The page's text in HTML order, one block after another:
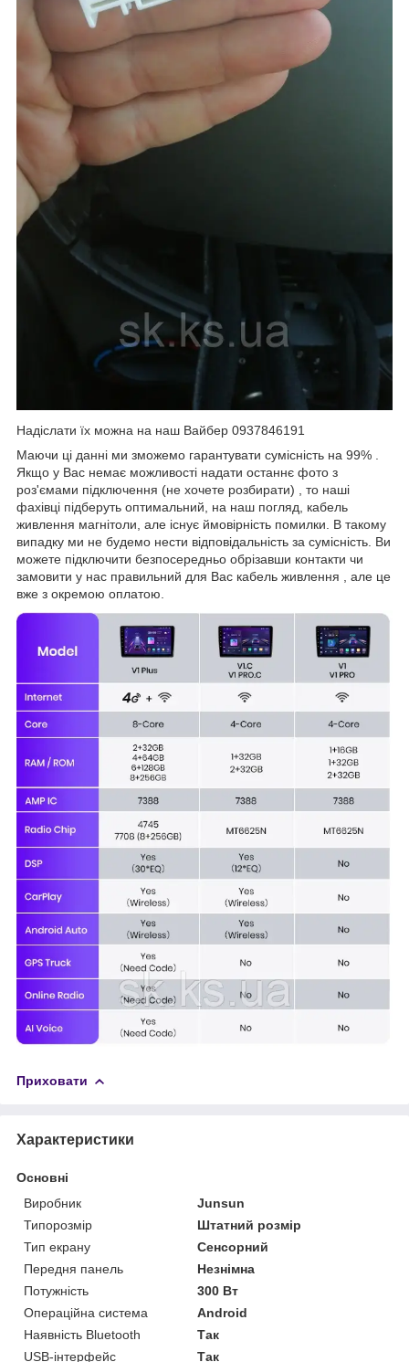
Надіслати їх можна на наш Вайбер 0937846191
Маючи ці данні ми зможемо гарантувати сумісність на 99% .
Якщо у Вас немає можливості надати останнє фото з
роз'ємами підключення (не хочете розбирати) , то наші
фахівці підберуть оптимальний, на наш погляд, кабель
живлення магнітоли, але існує ймовірність помилки. В такому
випадку ми не будемо нести відповідальність за сумісність. Ви
можете підключити безпосередньо обрізавши контакти чи
замовити у нас правильний для Вас кабель живлення , але це
вже з окремою оплатою.
Приховати
Характеристики
Основні
Виробник
Junsun
Типорозмір
Штатний розмір
Тип екрану
Сенсорний
Передня панель
Незнімна
Потужність
300 Вт
Операційна система
Android
Наявність Bluetooth
Так
USB-інтерфейс
Так